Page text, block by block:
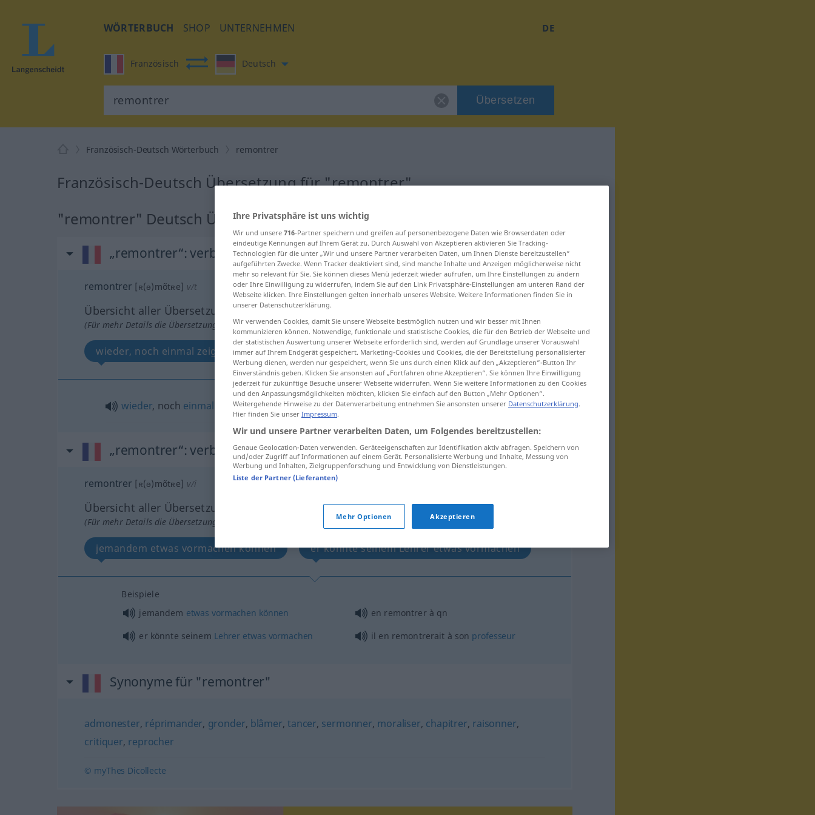
WÖRTERBUCH SHOP UNTERNEHMEN DE
Französisch Deutsch
Übersetzen
Französisch-Deutsch Wörterbuch remontrer
Französisch-Deutsch Übersetzung für "remontrer"
"remontrer" Deutsch Übersetzung
„remontrer“: verbe transitif
remontrer [ʀ(ə)mõtʀe] v/t
Übersicht aller Übersetzungen
(Für mehr Details die Übersetzung anklicken/antippen)
wieder, noch einmal zeigen
wieder, noch einmal zeigen remontrer
„remontrer“: verbe intransitif
remontrer [ʀ(ə)mõtʀe] v/i
Übersicht aller Übersetzungen
(Für mehr Details die Übersetzung anklicken/antippen)
jemandem etwas vormachen können er könnte seinem Lehrer etwas vormachen
Beispiele
jemandem etwas vormachen können en remontrer à qn
er könnte seinem Lehrer etwas vormachen il en remontrerait à son professeur
Synonyme für "remontrer"
admonester, réprimander, gronder, blâmer,tancer, sermonner, moraliser, chapitrer, raisonner,
critiquer, reprocher
© myThes Dicollecte
Ihre Privatsphäre ist uns wichtig
Wir und unsere 716-Partner speichern und greifen auf personenbezogene Daten wie Browserdaten oder
eindeutige Kennungen auf Ihrem Gerät zu. Durch Auswahl von Akzeptieren aktivieren Sie Tracking-
Technologien für die unter „Wir und unsere Partner verarbeiten Daten, um Ihnen Dienste bereitzustellen“
aufgeführten Zwecke. Wenn Tracker deaktiviert sind, sind manche Inhalte und Anzeigen möglicherweise nicht
mehr so relevant für Sie. Sie können dieses Menü jederzeit wieder aufrufen, um Ihre Einstellungen zu ändern
oder Ihre Einwilligung zu widerrufen, indem Sie auf den Link Privatsphäre-Einstellungen am unteren Rand der
Webseite klicken. Ihre Einstellungen gelten innerhalb unseres Website. Weitere Informationen finden Sie in
unserer Datenschutzerklärung.
Wir verwenden Cookies, damit Sie unsere Webseite bestmöglich nutzen und wir besser mit Ihnen
kommunizieren können. Notwendige, funktionale und statistische Cookies, die für den Betrieb der Webseite und
der statistischen Auswertung unserer Webseite erforderlich sind, werden auf Grundlage unserer Vorauswahl
immer auf Ihrem Endgerät gespeichert. Marketing-Cookies und Cookies, die der Bereitstellung personalisierter
Werbung dienen, werden nur gespeichert, wenn Sie uns durch einen Klick auf den „Akzeptieren“-Button Ihr
Einverständnis geben. Klicken Sie ansonsten auf „Fortfahren ohne Akzeptieren“. Sie können Ihre Einwilligung
jederzeit für zukünftige Besuche unserer Webseite widerrufen. Wenn Sie weitere Informationen zu den Cookies
und den Anpassungsmöglichkeiten möchten, klicken Sie einfach auf den Button „Mehr Optionen“.
Weitergehende Hinweise zu der Datenverarbeitung entnehmen Sie ansonsten unserer Datenschutzerklärung.
Hier finden Sie unser Impressum.
Wir und unsere Partner verarbeiten Daten, um Folgendes bereitzustellen:
Genaue Geolocation-Daten verwenden. Geräteeigenschaften zur Identifikation aktiv abfragen. Speichern von
und/oder Zugriff auf Informationen auf einem Gerät. Personalisierte Werbung und Inhalte, Messung von
Werbung und Inhalten, Zielgruppenforschung und Entwicklung von Dienstleistungen.
Liste der Partner (Lieferanten)
Mehr Optionen Akzeptieren